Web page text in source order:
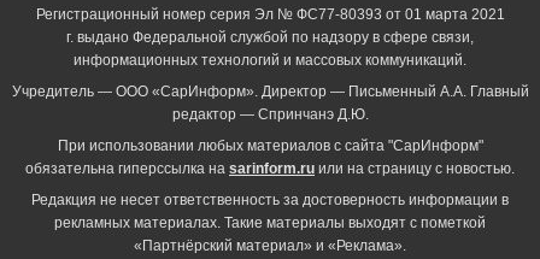
Регистрационный номер серия Эл № ФС77-80393 от 01 марта 2021
г. выдано Федеральной службой по надзору в сфере связи,
информационных технологий и массовых коммуникаций.
Учредитель — ООО «СарИнформ». Директор — Письменный А.А. Главный
редактор — Спринчанэ Д.Ю.
При использовании любых материалов с сайта "СарИнформ"
обязательна гиперссылка на sarinform.ru или на страницу с новостью.
Редакция не несет ответственность за достоверность информации в
рекламных материалах. Такие материалы выходят с пометкой
«Партнёрский материал» и «Реклама».